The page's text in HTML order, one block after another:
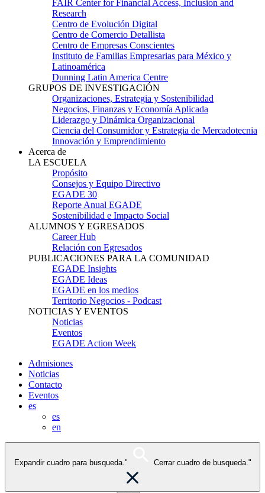
FAIR Center for Financial Access, Inclusion and
Research
Centro de Evolución Digital
Centro de Comercio Detallista
Centro de Empresas Conscientes
Instituto de Familias Empresarias para México y
Latinoamérica
Dunning Latin America Centre
GRUPOS DE INVESTIGACIÓN
Organizaciones, Estrategia y Sostenibilidad
Negocios, Finanzas y Economía Aplicada
Liderazgo y Dinámica Organizacional
Ciencia del Consumidor y Estrategia de Mercadotecnia
Innovación y Emprendimiento
Acerca de
LA ESCUELA
Propósito
Consejos y Equipo Directivo
EGADE 30
Reporte Anual EGADE
Sostenibilidad e Impacto Social
ALUMNOS Y EGRESADOS
Career Hub
Relación con Egresados
PUBLICACIONES PARA LA COMUNIDAD
EGADE Insights
EGADE Ideas
EGADE en los medios
Territorio Negocios - Podcast
NOTICIAS Y EVENTOS
Noticias
Eventos
EGADE Action Week
Admisiones
Noticias
Contacto
Eventos
es
es
en
Expandir cuadro para busqueda." Cerrar cuadro de busqueda."